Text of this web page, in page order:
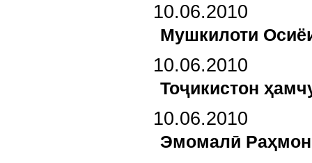
10.06.2010
Мушкилоти
10.06.2010
Тоҷикистон
10.06.2010
Эмомалӣ Раҳмон